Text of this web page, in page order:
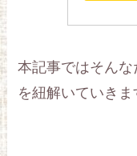
本記事ではそん
を紐解いていきま